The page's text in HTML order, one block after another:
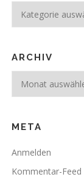
ARCHIV
META
Anmelden
Kommentar-Feed